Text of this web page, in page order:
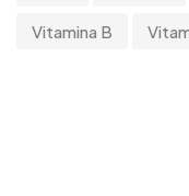
Vitamina B